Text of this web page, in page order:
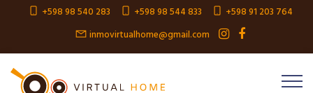
+598 98 540 283 +598 98 544 833
+598 91 203 764
inmovirtualhome@gmail.com